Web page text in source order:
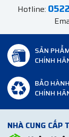
Hotline:
SẢN
CHÍNH
BẢO HÀNH
CHÍNH
NHÀ CUNG CẤP